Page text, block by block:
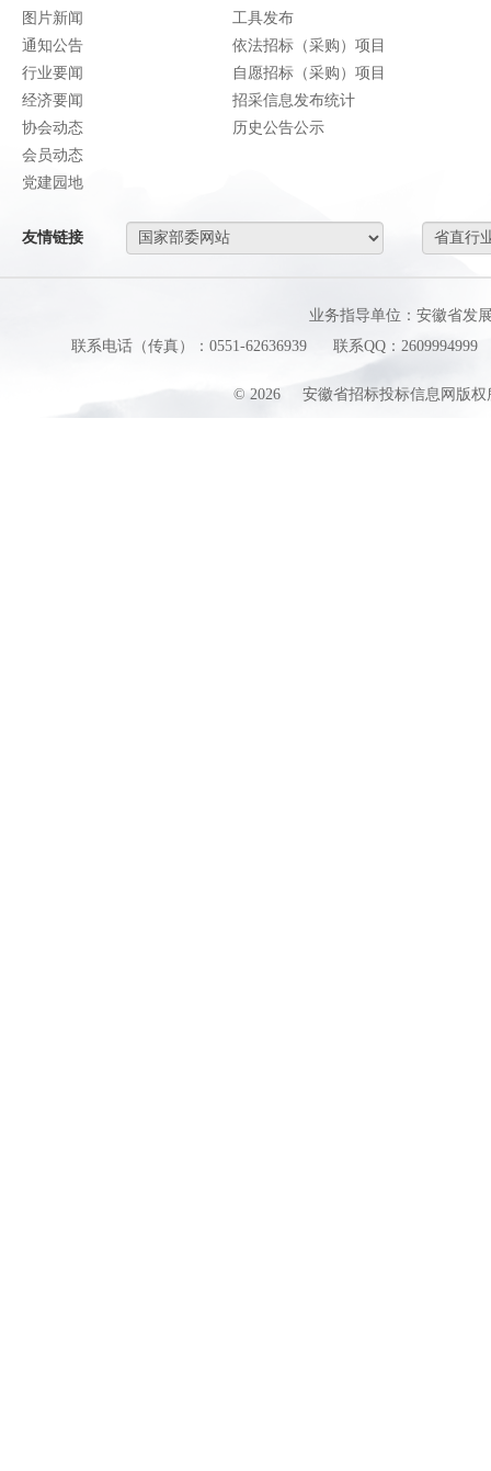
图片新闻
通知公告
行业要闻
经济要闻
协会动态
会员动态
党建园地
工具发布
依法招标（采购）项目
自愿招标（采购）项目
招采信息发布统计
历史公告公示
友情链接
业务指导单位：安徽省发
联系电话（传真）：0551-62636939
联系QQ：2609994999
© 2026 安徽省招标投标信息网版